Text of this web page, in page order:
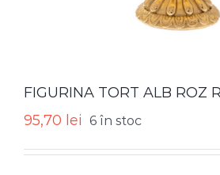
FIGURINA TORT ALB ROZ
95,70 lei 6 în stoc